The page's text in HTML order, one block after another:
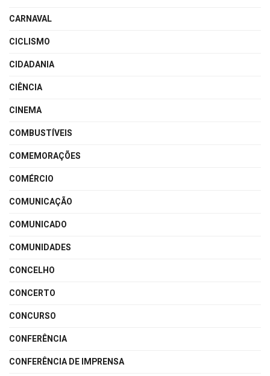
CARNAVAL
CICLISMO
CIDADANIA
CIÊNCIA
CINEMA
COMBUSTÍVEIS
COMEMORAÇÕES
COMÉRCIO
COMUNICAÇÃO
COMUNICADO
COMUNIDADES
CONCELHO
CONCERTO
CONCURSO
CONFERÊNCIA
CONFERÊNCIA DE IMPRENSA